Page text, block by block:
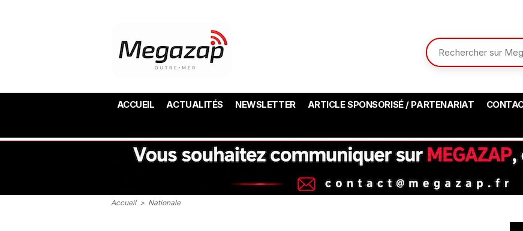
ACCUEIL ACTUALITÉS NEWSLETTER ARTICLE SPONSORISÉ / PARTENARIAT
Accueil > Nationale